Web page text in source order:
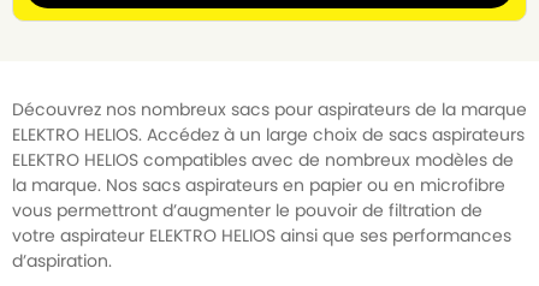
Découvrez nos nombreux sacs pour aspirateurs de la marque
ELEKTRO HELIOS. Accédez à un large choix de sacs aspirateurs
ELEKTRO HELIOS compatibles avec de nombreux modèles de
la marque. Nos sacs aspirateurs en papier ou en microfibre
vous permettront d’augmenter le pouvoir de filtration de
votre aspirateur ELEKTRO HELIOS ainsi que ses performances
d’aspiration.